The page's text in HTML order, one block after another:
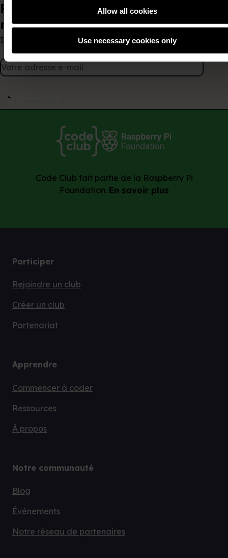
Allow all cookies
Use necessary cookies only
Restez informé grâce à notre
newsletter
Info Html
S'abonner
Code Club fait partie de la Raspberry Pi
Foundation. En savoir plus
Participer
Rejoindre un club
Créer un club
Partenariat
Apprendre
Commencer à coder
Ressources
À propos
Notre communauté
Blog
Événements
Notre réseau de partenaires